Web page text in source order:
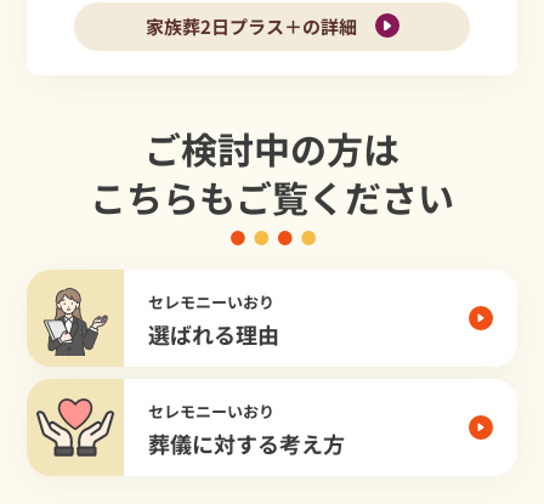
家族葬2日プラス＋の詳細
ご検討中の方は
こちらもご覧ください
セレモニーいおり
選ばれる理由
セレモニーいおり
葬儀に対する考え方